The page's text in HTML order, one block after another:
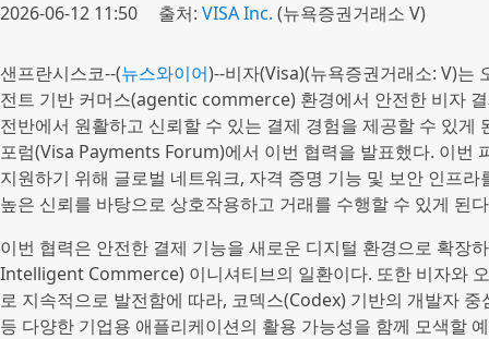
2026-06-12 11:50 출처: VISA Inc. (뉴욕증권거래소 V)
샌프란시스코--(뉴스와이어)--비자(Visa)(뉴욕증권거래소: V)는
전트 기반 커머스(agentic commerce) 환경에서 안전한 비자
전반에서 원활하고 신뢰할 수 있는 결제 경험을 제공할 수 있
포럼(Visa Payments Forum)에서 이번 협력을 발표했다. 이번
지원하기 위해 글로벌 네트워크, 자격 증명 기능 및 보안 인프
높은 신뢰를 바탕으로 상호작용하고 거래를 수행할 수 있게 된
이번 협력은 안전한 결제 기능을 새로운 디지털 환경으로 확장
Intelligent Commerce) 이니셔티브의 일환이다. 또한 비자와
로 지속적으로 발전함에 따라, 코덱스(Codex) 기반의 개발자
등 다양한 기업용 애플리케이션의 활용 가능성을 함께 모색할